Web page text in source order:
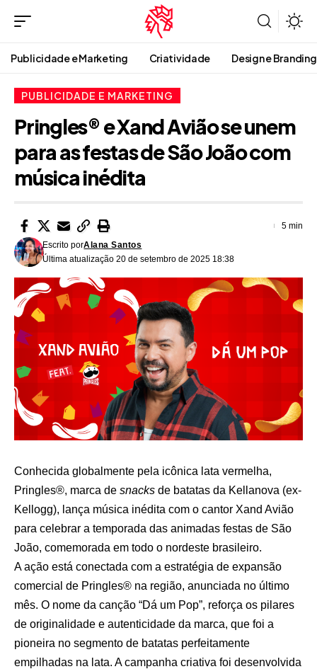
Publicidade e Marketing Criatividade Design e Branding
PUBLICIDADE E MARKETING
Pringles® e Xand Avião se unem
para as festas de São João com
música inédita
Última atualização 20 de setembro de 2025 18:38
Escrito porAlana Santos
5 min
Conhecida globalmente pela icônica lata vermelha,
Pringles®, marca de snacks de batatas da Kellanova (ex-
Kellogg), lança música inédita com o cantor Xand Avião
para celebrar a temporada das animadas festas de São
João, comemorada em todo o nordeste brasileiro.
A ação está conectada com a estratégia de expansão
comercial de Pringles® na região, anunciada no último
mês. O nome da canção “Dá um Pop”, reforça os pilares
de originalidade e autenticidade da marca, que foi a
pioneira no segmento de batatas perfeitamente
empilhadas na lata. A campanha criativa foi desenvolvida